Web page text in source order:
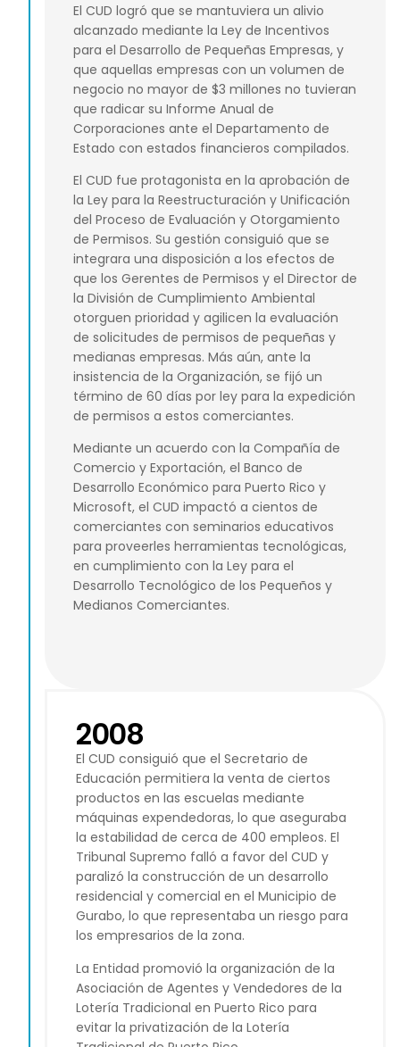
El CUD logró que se mantuviera un alivio
alcanzado mediante la Ley de Incentivos
para el Desarrollo de Pequeñas Empresas, y
que aquellas empresas con un volumen de
negocio no mayor de $3 millones no tuvieran
que radicar su Informe Anual de
Corporaciones ante el Departamento de
Estado con estados financieros compilados.
El CUD fue protagonista en la aprobación de
la Ley para la Reestructuración y Unificación
del Proceso de Evaluación y Otorgamiento
de Permisos. Su gestión consiguió que se
integrara una disposición a los efectos de
que los Gerentes de Permisos y el Director de
la División de Cumplimiento Ambiental
otorguen prioridad y agilicen la evaluación
de solicitudes de permisos de pequeñas y
medianas empresas. Más aún, ante la
insistencia de la Organización, se fijó un
término de 60 días por ley para la expedición
de permisos a estos comerciantes.
Mediante un acuerdo con la Compañía de
Comercio y Exportación, el Banco de
Desarrollo Económico para Puerto Rico y
Microsoft, el CUD impactó a cientos de
comerciantes con seminarios educativos
para proveerles herramientas tecnológicas,
en cumplimiento con la Ley para el
Desarrollo Tecnológico de los Pequeños y
Medianos Comerciantes.
2008
El CUD consiguió que el Secretario de
Educación permitiera la venta de ciertos
productos en las escuelas mediante
máquinas expendedoras, lo que aseguraba
la estabilidad de cerca de 400 empleos. El
Tribunal Supremo falló a favor del CUD y
paralizó la construcción de un desarrollo
residencial y comercial en el Municipio de
Gurabo, lo que representaba un riesgo para
los empresarios de la zona.
La Entidad promovió la organización de la
Asociación de Agentes y Vendedores de la
Lotería Tradicional en Puerto Rico para
evitar la privatización de la Lotería